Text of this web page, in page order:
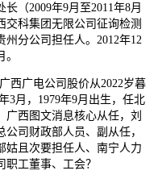
（2009年9月至2011年8月
交科集团无限公司征询检测
分公司担任人。2012年12
广电公司股价从2022岁暮
3月，1979年9月出生，任北
西图文消息核心从任，刘
司财政部人员、副从任，
姑且次要担任人、南宁人力
工董事、工会？